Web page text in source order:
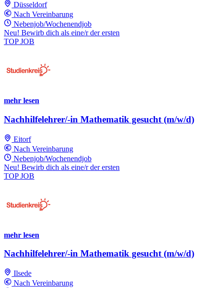
Düsseldorf
Nach Vereinbarung
Nebenjob/Wochenendjob
Neu! Bewirb dich als eine/r der ersten
TOP JOB
mehr lesen
Nachhilfelehrer/-in Mathematik gesucht (m/w/d)
Eitorf
Nach Vereinbarung
Nebenjob/Wochenendjob
Neu! Bewirb dich als eine/r der ersten
TOP JOB
mehr lesen
Nachhilfelehrer/-in Mathematik gesucht (m/w/d)
Ilsede
Nach Vereinbarung